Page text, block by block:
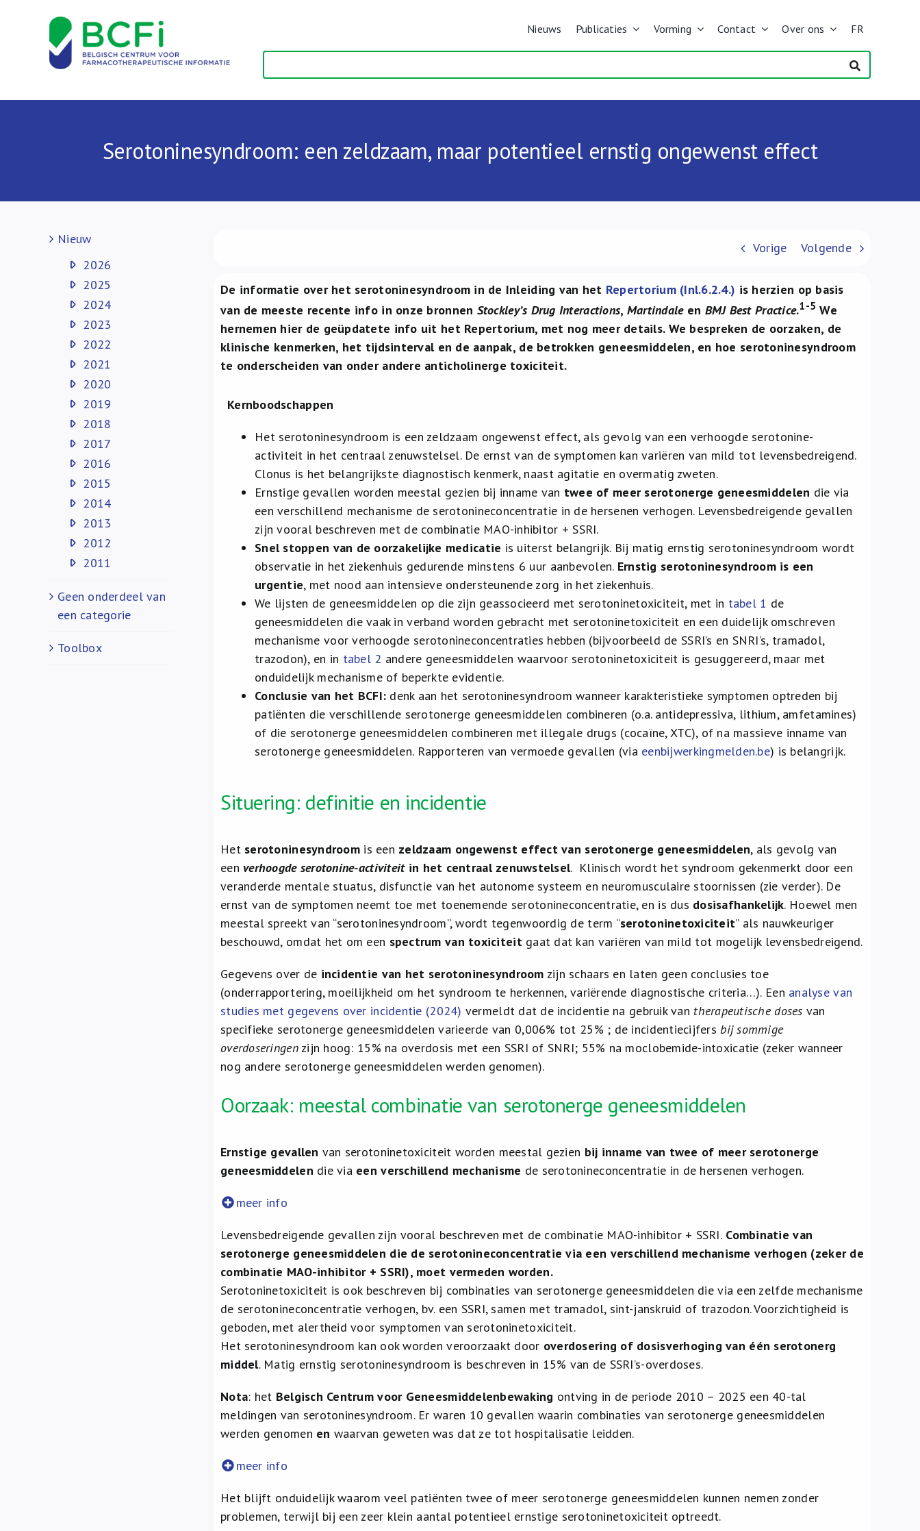
Nieuws Publicaties Vorming Contact Over ons FR
Serotoninesyndroom: een zeldzaam, maar potentieel ernstig ongewenst effect
Vorige Volgende
De informatie over het serotoninesyndroom in de Inleiding van het Repertorium (Inl.6.2.4.) is herzien op basis
van de meeste recente info in onze bronnen Stockley’s Drug Interactions, Martindaleen BMJ Best Practice.1-5 We
hernemen hier de geüpdatete info uit het Repertorium, met nog meer details. We bespreken de oorzaken, de
klinische kenmerken, het tijdsinterval en de aanpak, de betrokken geneesmiddelen, en hoe serotoninesyndroom
te onderscheiden van onder andere anticholinerge toxiciteit.
Kernboodschappen
Het serotoninesyndroom is een zeldzaam ongewenst effect, als gevolg van een verhoogde serotonine-
activiteit in het centraal zenuwstelsel. De ernst van de symptomen kan variëren van mild tot levensbedreigend.
Clonus is het belangrijkste diagnostisch kenmerk, naast agitatie en overmatig zweten.
Ernstige gevallen worden meestal gezien bij inname van twee of meer serotonerge geneesmiddelen die via
een verschillend mechanisme de serotonineconcentratie in de hersenen verhogen. Levensbedreigende gevallen
zijn vooral beschreven met de combinatie MAO-inhibitor + SSRI.
Snel stoppen van de oorzakelijke medicatie is uiterst belangrijk. Bij matig ernstig serotoninesyndroom wordt
observatie in het ziekenhuis gedurende minstens 6 uur aanbevolen. Ernstig serotoninesyndroom is een
urgentie, met nood aan intensieve ondersteunende zorg in het ziekenhuis.
We lijsten de geneesmiddelen op die zijn geassocieerd met serotoninetoxiciteit, met in tabel 1 de
geneesmiddelen die vaak in verband worden gebracht met serotoninetoxiciteit en een duidelijk omschreven
mechanisme voor verhoogde serotonineconcentraties hebben (bijvoorbeeld de SSRI’s en SNRI’s, tramadol,
trazodon), en in tabel 2 andere geneesmiddelen waarvoor serotoninetoxiciteit is gesuggereerd, maar met
onduidelijk mechanisme of beperkte evidentie.
Conclusie van het BCFI: denk aan het serotoninesyndroom wanneer karakteristieke symptomen optreden bij
patiënten die verschillende serotonerge geneesmiddelen combineren (o.a. antidepressiva, lithium, amfetamines)
of die serotonerge geneesmiddelen combineren met illegale drugs (cocaïne, XTC), of na massieve inname van
serotonerge geneesmiddelen. Rapporteren van vermoede gevallen (via eenbijwerkingmelden.be) is belangrijk.
Situering: definitie en incidentie
Het serotoninesyndroomis een zeldzaam ongewenst effect van serotonerge geneesmiddelen, als gevolg van
een verhoogde serotonine-activiteitin het centraal zenuwstelsel. Klinisch wordt het syndroom gekenmerkt door een
veranderde mentale stuatus, disfunctie van het autonome systeem en neuromusculaire stoornissen (zie verder). De
ernst van de symptomen neemt toe met toenemende serotonineconcentratie, en is dus dosisafhankelijk. Hoewel men
meestal spreekt van “serotoninesyndroom”, wordt tegenwoordig de term “serotoninetoxiciteit” als nauwkeuriger
beschouwd, omdat het om een spectrum van toxiciteitgaat dat kan variëren van mild tot mogelijk levensbedreigend.
Gegevens over de incidentie van het serotoninesyndroom zijn schaars en laten geen conclusies toe
(onderrapportering, moeilijkheid om het syndroom te herkennen, variërende diagnostische criteria…). Een analyse van
studies met gegevens over incidentie (2024) vermeldt dat de incidentie na gebruik van therapeutische doses van
specifieke serotonerge geneesmiddelen varieerde van 0,006% tot 25% ; de incidentiecijfers bij sommige
overdoseringenzijn hoog: 15% na overdosis met een SSRI of SNRI; 55% na moclobemide-intoxicatie (zeker wanneer
nog andere serotonerge geneesmiddelen werden genomen).
Oorzaak: meestal combinatie van serotonerge geneesmiddelen
Ernstige gevallen van serotoninetoxiciteit worden meestal gezien bij inname van twee of meer serotonerge
geneesmiddelen die via een verschillend mechanisme de serotonineconcentratie in de hersenen verhogen.
meer info
Levensbedreigende gevallen zijn vooral beschreven met de combinatie MAO-inhibitor + SSRI. Combinatie van
serotonerge geneesmiddelen die de serotonineconcentratie via een verschillend mechanisme verhogen (zeker de
combinatie MAO-inhibitor + SSRI), moet vermeden worden.
Serotoninetoxiciteit is ook beschreven bij combinaties van serotonerge geneesmiddelen die via een zelfde mechanisme
de serotonineconcentratie verhogen, bv. een SSRI, samen met tramadol, sint-janskruid of trazodon. Voorzichtigheid is
geboden, met alertheid voor symptomen van serotoninetoxiciteit.
Het serotoninesyndroom kan ook worden veroorzaakt door overdosering of dosisverhoging van één serotonerg
middel. Matig ernstig serotoninesyndroom is beschreven in 15% van de SSRI’s-overdoses.
Nota: het Belgisch Centrum voor Geneesmiddelenbewaking ontving in de periode 2010 – 2025 een 40-tal
meldingen van serotoninesyndroom. Er waren 10 gevallen waarin combinaties van serotonerge geneesmiddelen
werden genomen en waarvan geweten was dat ze tot hospitalisatie leidden.
meer info
Het blijft onduidelijk waarom veel patiënten twee of meer serotonerge geneesmiddelen kunnen nemen zonder
problemen, terwijl bij een zeer klein aantal potentieel ernstige serotoninetoxiciteit optreedt.
Nieuw
2026
2025
2024
2023
2022
2021
2020
2019
2018
2017
2016
2015
2014
2013
2012
2011
Geen onderdeel van
een categorie
Toolbox